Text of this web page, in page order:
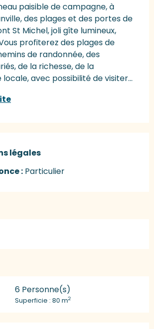
paisible de campagne, à
des plages et des portes de
St Michel, joli gîte lumineux,
profiterez des plages de
de randonnée, des
de la richesse, de la
avec possibilité de visiter...
légales
légales
: Particulier
6 Personne(s)
Superficie : 80 m2